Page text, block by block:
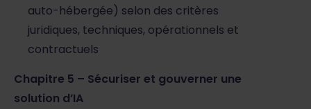
auto-hébergée) selon des critères
juridiques, techniques, opérationnels et
contractuels
Chapitre 5 – Sécuriser et gouverner une
solution d’IA